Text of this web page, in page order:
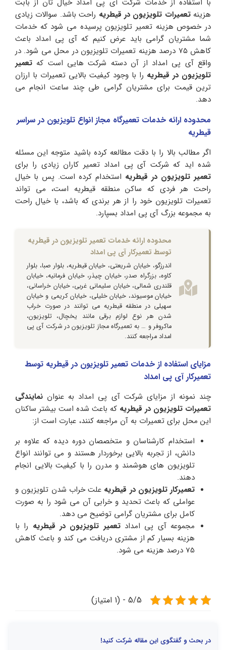
هزینهتعمیرات تلویزیون در قیطریه راحت باشد. سوالات زیادی
در خصوص هزینه تعمیر تلویزیون پرسیده می شود که خدمات
شما مشتریان گرامی باید عرض کنیم که آی پی امداد باعث
کاهش ۷۵ درصد هزینه تعمیرات تلویزیون در محل می شود. در
واقع آی پی امداد از آن دسته شرکت هایی است که تعمیر
تلویزیون در قیطریه را با وجود کیفیت بالایی تعمیرات با ارزان
ترین قیمت برای مشتریان گرامی طی چند ساعت انجام می
دهد.
محدوده ارائه خدمات تعمیرگاه مجاز انواع تلویزیون در سراسر
قیطریه
اگر مطالب بالا را با دقت مطالعه کرده باشید متوجه این مسئله
شده اید که شرکت آی پی امداد تعمیر کاران زیادی را برای
تعمیر تلویزیون در قیطریه استخدام کرده است. پس با خیال
راحت هر فردی که ساکن منطقه قیطریه است، می تواند
تعمیرات تلویزیون خود را از هر برندی که باشد، با خیال راحت
به مجموعه بزرگ آی پی امداد بسپارد.
محدوده ارائه خدمات تعمیر تلویزیون در قیطریه
توسط تعمیرکار آی پی امداد
اندرزگو، خیابان شریعتی، خیابان قیطریه، بلوار صبا، بلوار
کاوه، بزرگراه صدر، خیابان چیذر، خیابان فرمانیه، خیابان
قلندری شمالی، خیابان سلیمانی غربی، خیابان خراسانی،
خیابان موسیوند، خیابان خلیلی، خیابان کریمی و خیابان
سهیلی در منطقه قیطریه می توانند در صورت خراب
شدن هر نوع لوازم برقی مانند یخچال، تلویزیون،
ماکروفر و … به تعمیرگاه مجاز تلویزیون در شرکت آی پی
امداد مراجعه کنند.
مزایای استفاده از خدمات تعمیر تلویزیون در قیطریه توسط
تعمیرکار آی پی امداد
چند نمونه از مزایای شرکت آی پی امداد به عنوان نمایندگی
تعمیرات تلویزیون در قیطریه که باعث شده است بیشتر ساکنان
این محل برای تعمیرات به آن مراجعه کنند، عبارت است از:
استخدام کارشناسان و متخصصان دوره دیده که علاوه بر
دانش، از تجربه بالایی برخوردار هستند و می توانند انواع
تلویزیون های هوشمند و مدرن را با کیفیت بالایی انجام
دهند.
تعمیرکار تلویزیون در قیطریه علت خراب شدن تلویزیون و
عواملی که باعث تحدید و خرابی آن می شود را به صورت
کامل برای مشتریان گرامی توضیح می دهد.
مجموعه آی پی امدادتعمیر تلویزیون در قیطریه را با
هزینه بسیار کم از مشتری دریافت می کند و باعث کاهش
75 درصد هزینه می شود.
5/5 - (1 امتیاز)
در بحث و گفتگوی این مقاله شرکت کنید!